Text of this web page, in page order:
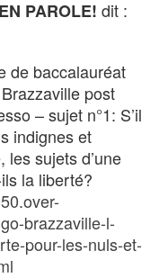
PAROLE! dit :
de baccalauréat
post
– sujet n°1: S’il
indignes et
les sujets d’une
la liberté?
brazzaville-l-
pour-les-nuls-et-